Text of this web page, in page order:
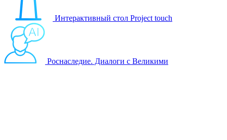
Интерактивный стол Project touch
Роснаследие. Диалоги с Великими